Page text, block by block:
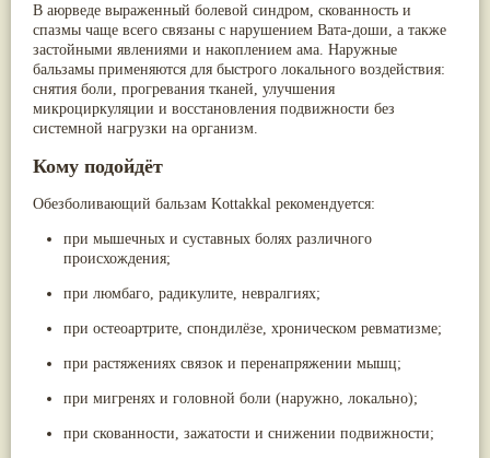
В аюрведе выраженный болевой синдром, скованность и
спазмы чаще всего связаны с нарушением Вата-доши , а также
застойными явлениями и накоплением ама . Наружные
бальзамы применяются для быстрого локального воздействия:
снятия боли, прогревания тканей, улучшения
микроциркуляции и восстановления подвижности без
системной нагрузки на организм.
Кому подойдёт
Обезболивающий бальзам Kottakkal рекомендуется:
при мышечных и суставных болях различного
происхождения;
при люмбаго, радикулите, невралгиях;
при остеоартрите, спондилёзе, хроническом ревматизме;
при растяжениях связок и перенапряжении мышц;
при мигренях и головной боли (наружно, локально);
при скованности, зажатости и снижении подвижности;
Данти(9)
Мурва (9)
Птерокарпус мешковидный(9)
Юстиция сосудистая/Васака(9)
Жасмин(8)
Каранджа(8)
Касторовое масло(8)
Мята (8)
more...